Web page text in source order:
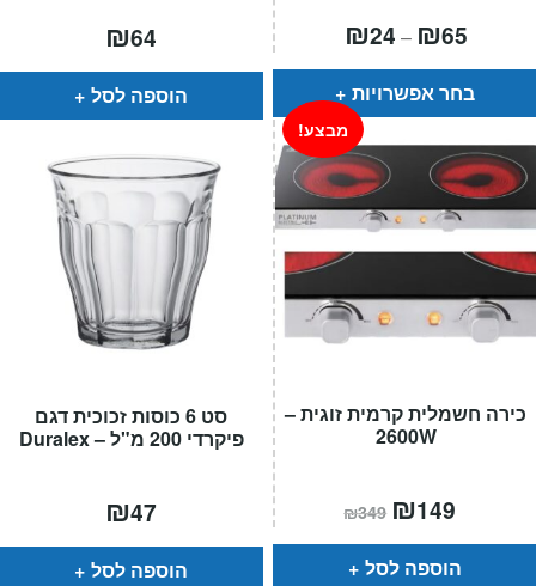
₪64
הוספה לסל
₪24 – ₪65טווח
מחירים:
⁦₪24⁩
עד
בחר אפשרויות
סט 6 כוסות זכוכית דגם
פיקרדי 200 מ"ל – Duralex
₪47
הוספה לסל
כירה חשמלית קרמית זוגית –
2600W
מבצע!
₪349 המחיר
המקורי
היה:
₪349.
₪149
הוא:
הוספה לסל